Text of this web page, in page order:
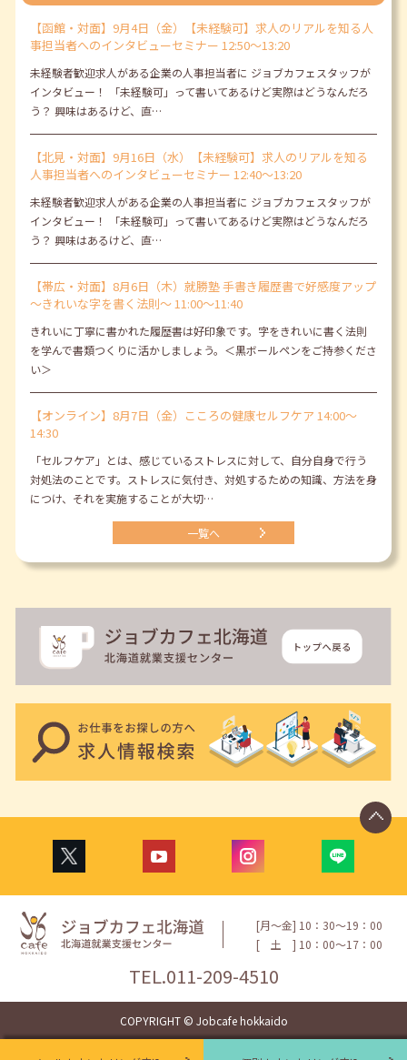
【函館・対面】9月4日（金）【未経験可】求人のリアルを知る人
事担当者へのインタビューセミナー 12:50～13:20
未経験者歓迎求人がある企業の人事担当者に ジョブカフェスタッフが
インタビュー！ 「未経験可」って書いてあるけど実際はどうなんだろ
う？ 興味はあるけど、直…
【北見・対面】9月16日（水）【未経験可】求人のリアルを知る
人事担当者へのインタビューセミナー 12:40～13:20
未経験者歓迎求人がある企業の人事担当者に ジョブカフェスタッフが
インタビュー！ 「未経験可」って書いてあるけど実際はどうなんだろ
う？ 興味はあるけど、直…
【帯広・対面】8月6日（木）就勝塾 手書き履歴書で好感度アップ
～きれいな字を書く法則～ 11:00～11:40
きれいに丁寧に書かれた履歴書は好印象です。字をきれいに書く法則
を学んで書類つくりに活かしましょう。＜黒ボールペンをご持参くださ
い＞
【オンライン】8月7日（金）こころの健康セルフケア 14:00～
14:30
「セルフケア」とは、感じているストレスに対して、自分自身で行う
対処法のことです。ストレスに気付き、対処するための知識、方法を身
につけ、それを実施することが大切…
一覧へ
[月〜金] 10：30〜19：00
[
土 ] 10：00〜17：00
TEL.011-209-4510
COPYRIGHT © Jobcafe hokkaido